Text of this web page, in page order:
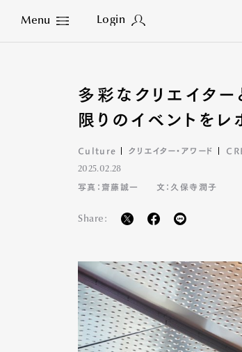
Menu Login
Close
多彩なクリエイタ
限りのイベントをレ
Culture クリエイター・アワード
2025.02.28
写真：齋藤誠一 文：久保寺潤子
Share: